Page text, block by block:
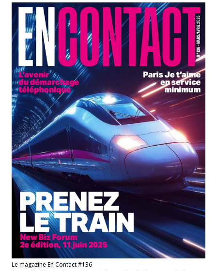
Le magazine En Contact #136